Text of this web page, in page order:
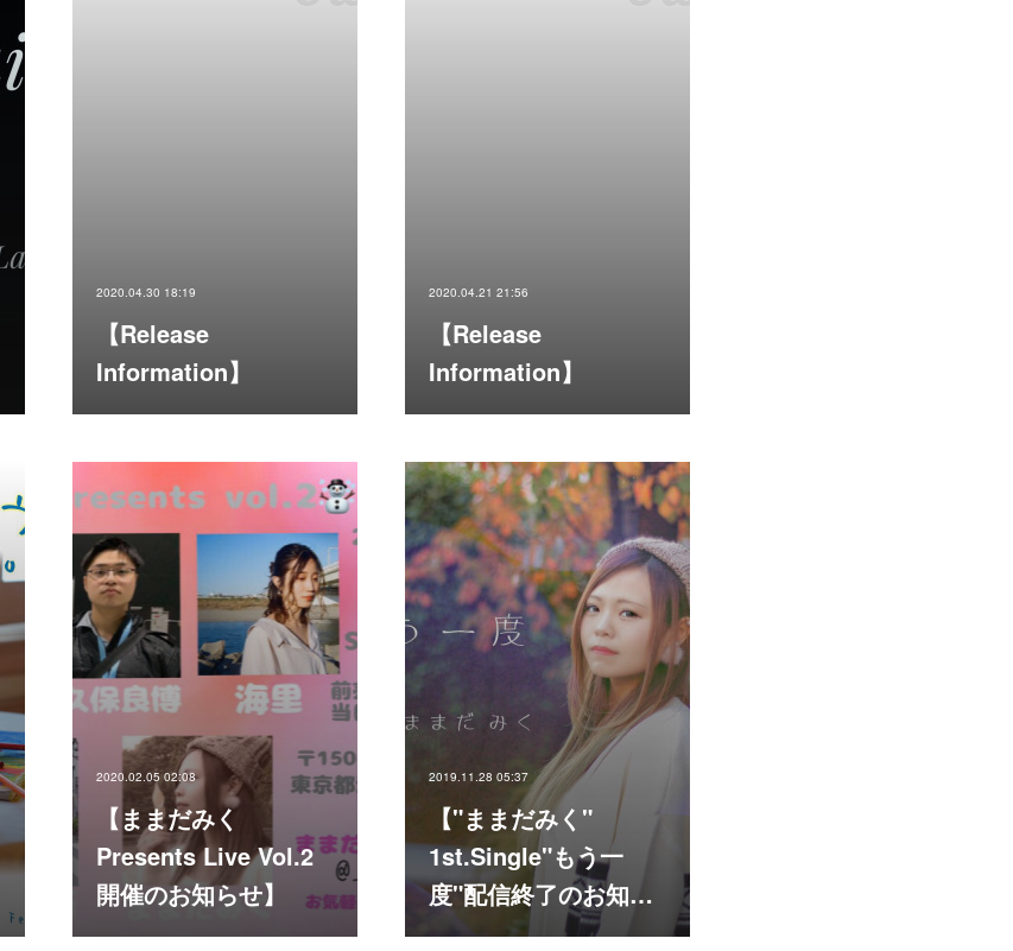
2020.04.30 18:19
【Release
Information】
2020.04.21 21:56
【Release
Information】
2020.02.05 02:08
【ままだみく
Presents Live Vol.2
開催のお知らせ】
2019.11.28 05:37
【"ままだみく"
1st.Single"もう一
度"配信終了のお知…